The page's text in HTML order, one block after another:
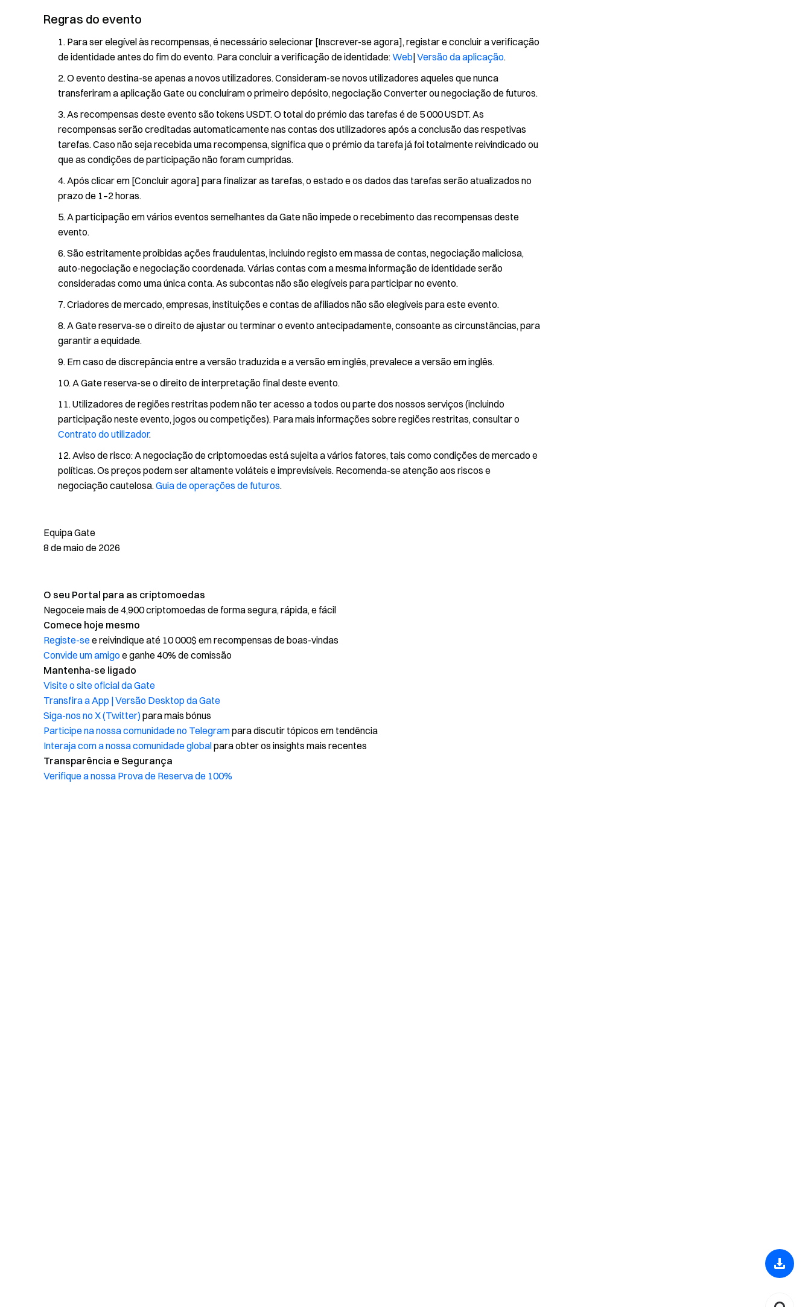
Regras do evento
Para ser elegível às recompensas, é necessário selecionar [Inscrever-se agora], registar e concluir a verificação
de identidade antes do fim do evento. Para concluir a verificação de identidade:Web|Versão da aplicação.
O evento destina-se apenas a novos utilizadores. Consideram-se novos utilizadores aqueles que nunca
transferiram a aplicação Gate ou concluíram o primeiro depósito, negociação Converter ou negociação de futuros.
As recompensas deste evento são tokens USDT. O total do prémio das tarefas é de 5 000 USDT. As
recompensas serão creditadas automaticamente nas contas dos utilizadores após a conclusão das respetivas
tarefas. Caso não seja recebida uma recompensa, significa que o prémio da tarefa já foi totalmente reivindicado ou
que as condições de participação não foram cumpridas.
Após clicar em [Concluir agora] para finalizar as tarefas, o estado e os dados das tarefas serão atualizados no
prazo de 1–2 horas.
A participação em vários eventos semelhantes da Gate não impede o recebimento das recompensas deste
evento.
São estritamente proibidas ações fraudulentas, incluindo registo em massa de contas, negociação maliciosa,
auto-negociação e negociação coordenada. Várias contas com a mesma informação de identidade serão
consideradas como uma única conta. As subcontas não são elegíveis para participar no evento.
Criadores de mercado, empresas, instituições e contas de afiliados não são elegíveis para este evento.
A Gate reserva-se o direito de ajustar ou terminar o evento antecipadamente, consoante as circunstâncias, para
garantir a equidade.
Em caso de discrepância entre a versão traduzida e a versão em inglês, prevalece a versão em inglês.
A Gate reserva-se o direito de interpretação final deste evento.
Utilizadores de regiões restritas podem não ter acesso a todos ou parte dos nossos serviços (incluindo
participação neste evento, jogos ou competições). Para mais informações sobre regiões restritas, consultar o
Contrato do utilizador.
Aviso de risco: A negociação de criptomoedas está sujeita a vários fatores, tais como condições de mercado e
políticas. Os preços podem ser altamente voláteis e imprevisíveis. Recomenda-se atenção aos riscos e
negociação cautelosa.Guia de operações de futuros.
Equipa Gate
8 de maio de 2026
O seu Portal para as criptomoedas
Negoceie mais de 4,900 criptomoedas de forma segura, rápida, e fácil
Comece hoje mesmo
Registe-see reivindique até 10 000$ em recompensas de boas-vindas
Convide um amigo e ganhe 40% de comissão
Mantenha-se ligado
Visite o site oficial da Gate
Transfira a App | Versão Desktop da Gate
Siga-nos no X (Twitter)para mais bónus
Participe na nossa comunidade no Telegrampara discutir tópicos em tendência
Interaja com a nossa comunidade globalpara obter os insights mais recentes
Transparência e Segurança
Verifique a nossa Prova de Reserva de 100%